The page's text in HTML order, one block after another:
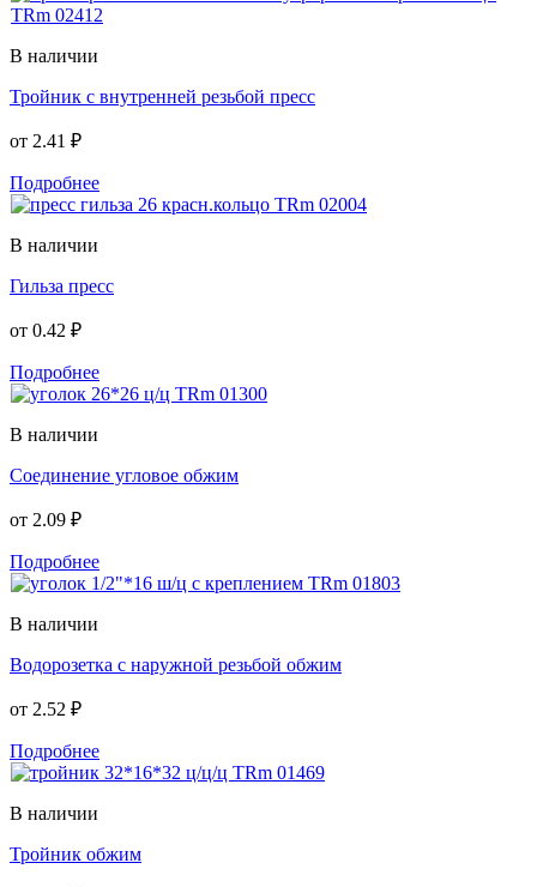
В наличии
Тройник с внутренней резьбой пресс
от 2.41 ₽
Подробнее
В наличии
Гильза пресс
от 0.42 ₽
Подробнее
В наличии
Соединение угловое обжим
от 2.09 ₽
Подробнее
В наличии
Водорозетка с наружной резьбой обжим
от 2.52 ₽
Подробнее
В наличии
Тройник обжим